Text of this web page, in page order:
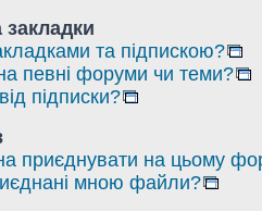
закладки
та підпискою?
певні форуми чи теми?
підписки?
приєднувати на цьому
мною файли?